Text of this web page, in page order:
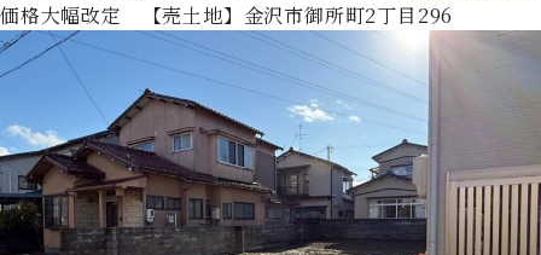
価格大幅改定 【売土地】金沢市御所町2丁目296